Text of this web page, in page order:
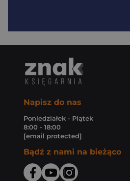
Napisz do nas
Poniedziałek - Piątek
8:00 - 18:00
[email protected]
Bądź z nami na bieżąco